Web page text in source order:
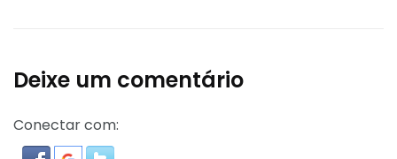
Deixe um comentário
Conectar com: